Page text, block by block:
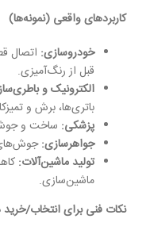
کاربردهای واقعی (نمونه‌ها)
خودروسازی: اتصال
قبل از رنگ‌آمیزی.
الکترونیک و
باتری‌ها، برش و
پزشکی: ساخت و جوش
جواهرسازی:
تولید ماشین‌آلات:
ماشین‌سازی.
نکات فنی برای انتخاب/خرید